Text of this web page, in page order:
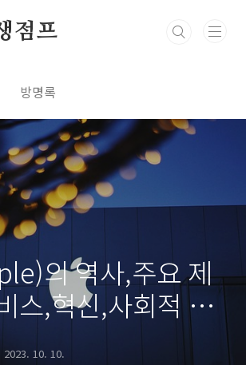
점프
방명록
의 역사,주요 제
스,혁신,사회적 책
2023. 10. 10.